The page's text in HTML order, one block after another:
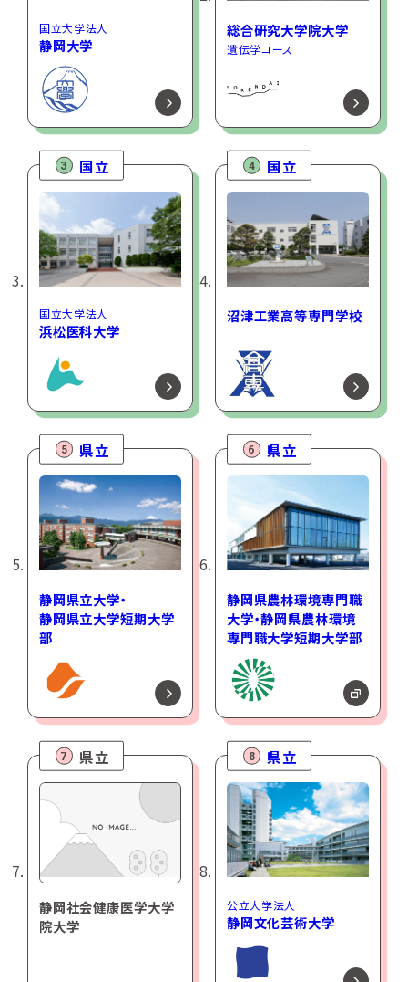
国立大学法人
静岡大学
総合研究大学院大学
遺伝学コース
3 国立
国立大学法人
浜松医科大学
4 国立
沼津工業高等専門学校
5 県立
静岡県立大学・
静岡県立大学短期大学
部
6 県立
静岡県農林環境専門職
大学・静岡県農林環境
専門職大学短期大学部
7 県立
静岡社会健康医学大学
院大学
8 県立
公立大学法人
静岡文化芸術大学